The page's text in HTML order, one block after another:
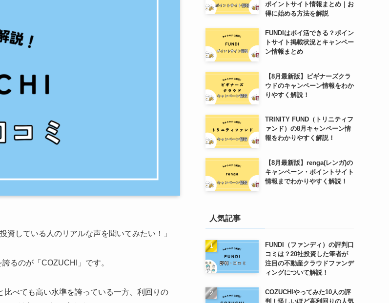
資している人のリアルな声を聞いてみたい！」
るのが「COZUCHI」です。
べても高い水準を誇っている一方、利回りの
ポイントサイト情報まとめ｜お
得に始める方法を解説
FUNDIはポイ活できる？ポイン
トサイト掲載状況とキャンペー
ン情報まとめ
【8月最新版】ビギナーズクラ
ウドのキャンペーン情報をわか
りやすく解説！
TRINITY FUND（トリニティフ
ァンド）の8月キャンペーン情
報をわかりやすく解説！
【8月最新版】renga(レンガ)の
キャンペーン・ポイントサイト
情報までわかりやすく解説！
人気記事
FUNDI（ファンディ）の評判口
コミは？20社投資した筆者が
注目の不動産クラウドファンデ
ィングについて解説！
COZUCHIやってみた10人の評
判！怪しいほど高利回りの人気